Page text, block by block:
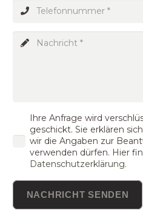
Ihre Anfrage wird
geschickt. Sie erklären
wir die Angaben zur
verwenden dürfen. Hier
Datenschutzerklärung.
NACHRICHT SENDEN